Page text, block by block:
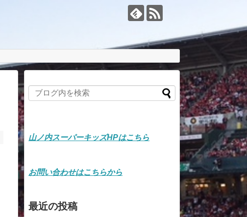
山ノ内スーパーキッズHPはこちら
お問い合わせはこちらから
最近の投稿